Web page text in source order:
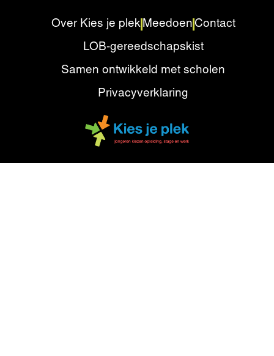
Over Kies je plek Meedoen Contact
LOB-gereedschapskist
Samen ontwikkeld met scholen
Privacyverklaring